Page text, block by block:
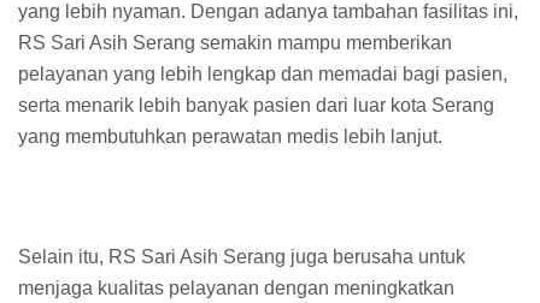
yang lebih nyaman. Dengan adanya tambahan fasilitas ini,
RS Sari Asih Serang semakin mampu memberikan
pelayanan yang lebih lengkap dan memadai bagi pasien,
serta menarik lebih banyak pasien dari luar kota Serang
yang membutuhkan perawatan medis lebih lanjut.
Selain itu, RS Sari Asih Serang juga berusaha untuk
menjaga kualitas pelayanan dengan meningkatkan